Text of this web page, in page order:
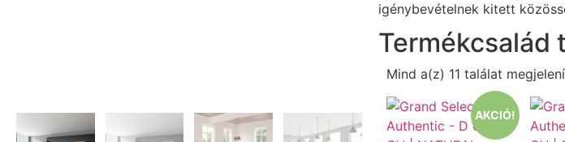
igénybevételnek kitett
Termékcsalád
Mind a(z) 11 találat
AKCIÓ!